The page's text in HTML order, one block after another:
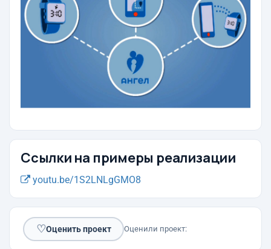
Ссылки на примеры реализации
youtu.be/1S2LNLgGMO8
♡Оценить проект Оценили проект: